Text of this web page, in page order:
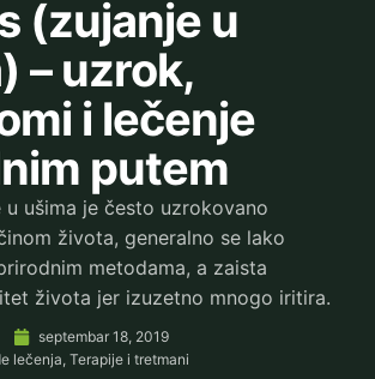
(zujanje u
– uzrok,
i lečenje
putem
u ušima je često uzrokovano
života, generalno se lako
metodama, a zaista
života jer izuzetno mnogo iritira.
septembar 18, 2019
lečenja,Terapije i tretmani